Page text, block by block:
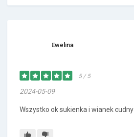
Ewelina
5 / 5
2024-05-09
Wszystko ok sukienka i wianek cudny